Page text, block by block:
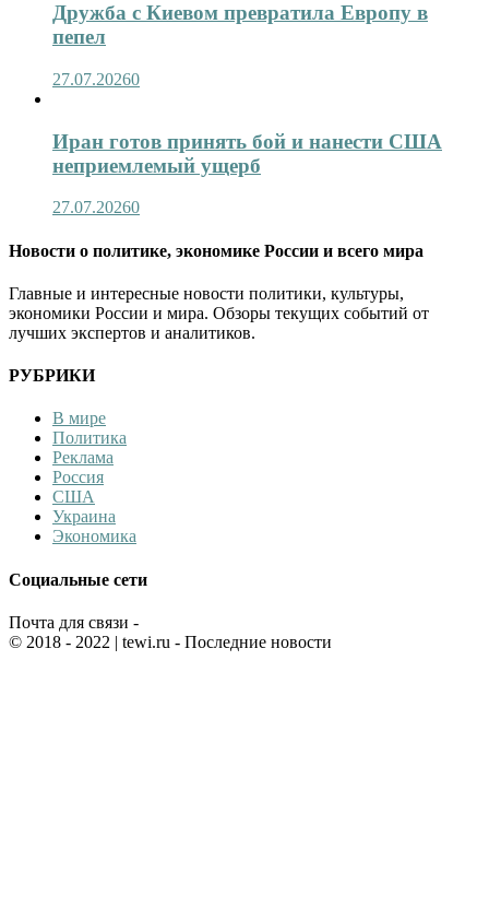
Дружба с Киевом превратила Европу в
пепел
27.07.20260
Иран готов принять бой и нанести США
неприемлемый ущерб
27.07.20260
Новости о политике, экономике России и всего мира
Главные и интересные новости политики, культуры,
экономики России и мира. Обзоры текущих событий от
лучших экспертов и аналитиков.
РУБРИКИ
В мире
Политика
Реклама
Россия
США
Украина
Экономика
Социальные сети
Почта для связи -
© 2018 - 2022 | tewi.ru - Последние новости